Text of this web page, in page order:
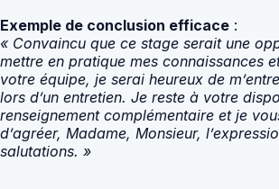
Exemple de conclusion efficace :
« Convaincu que ce stage serait une
mettre en pratique mes connaissances
votre équipe, je serai heureux de
lors d’un entretien. Je reste à votre
renseignement complémentaire et je
d’agréer, Madame, Monsieur,
salutations. »